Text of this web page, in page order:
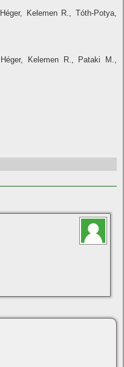
Kelemen R., Tóth-Potya,
Kelemen R., Pataki M.,